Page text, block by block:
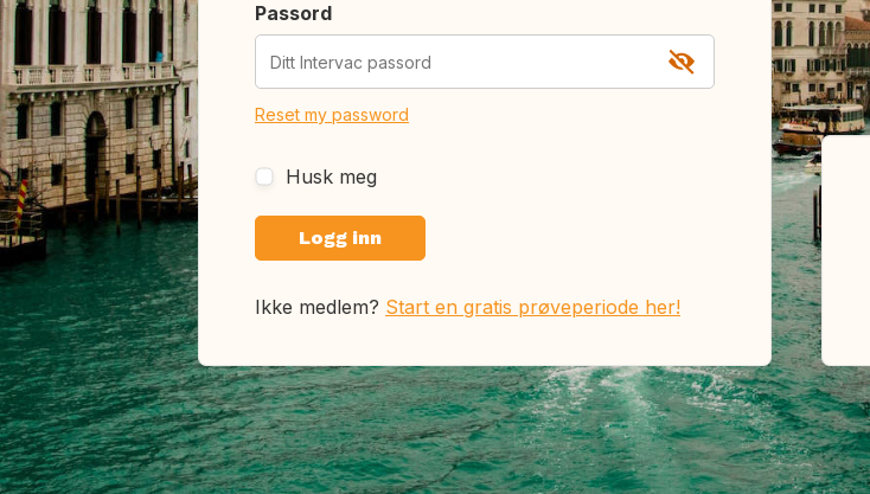
Passord
Reset my password
Husk meg
Ikke medlem? Start en gratis prøveperiode her!